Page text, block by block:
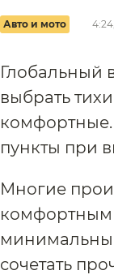
Авто и мото
Глобальный
выбрать
комфортные.
пункты при
Многие
сочетать